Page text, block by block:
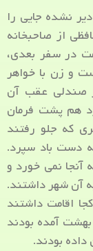
نشده جایی را
از صاحبخانه
در سفر بعدی،
و زن با خواهر
صندلی عقب آن
هم پشت فرمان
که جلو رفتند
دست باد سپرد.
نمی خورد و
آن شهر داشتند.
اقامت داشتند
بهشت آمده بودند
بودند.